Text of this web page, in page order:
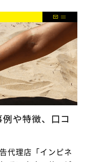
や特徴、口コ
代理店「インピネ